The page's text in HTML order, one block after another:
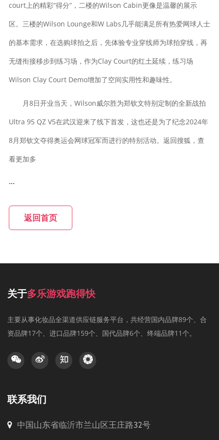
court上的精彩“得分”，二楼的Wilson Cabin更像是温馨的展示
区。三楼的Wilson Lounge和W Labs几乎能满足所有热爱网球人士
的基本需求，在选购球拍之后，先体验专业穿线师为球拍穿线，再
无缝衔接移步到练习场，作为Clay Court的红土延续，练习场
Wilson Clay Court Demo增加了空间实用性和趣味性。
月8日开业当天，Wilson威尔胜为郑钦文特别定制的全新战拍
Ultra 95 QZ V5在武汉迎来了线下首发，这也还是为了纪念2024年
8月郑钦文夺得奥运会网球冠军而进行的特别活动。返回搜狐，查
看更加多
...
返回首页
关于多乐游戏跑得快
主要从事化妆品全渠道供应链服务平台，共经营国内品牌89个、合
资品牌17个、进口品牌159个、国代品牌6个、终端品牌11个。
联系我们
中国山东省临沂市兰山区王庄路32号